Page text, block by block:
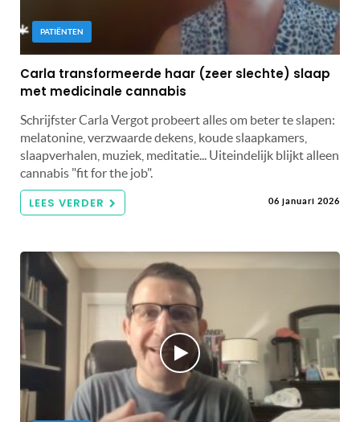
PATIËNTEN
Carla transformeerde haar (zeer slechte) slaap
met medicinale cannabis
Schrijfster Carla Vergot probeert alles om beter te slapen:
melatonine, verzwaarde dekens, koude slaapkamers,
slaapverhalen, muziek, meditatie... Uiteindelijk blijkt alleen
cannabis "fit for the job".
LEES VERDER 06 januari 2026